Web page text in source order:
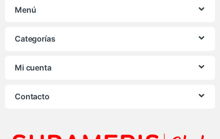
Menú
Categorías
Mi cuenta
Contacto